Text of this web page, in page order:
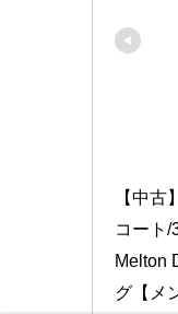
【中
コート/
Melton
グ【メ